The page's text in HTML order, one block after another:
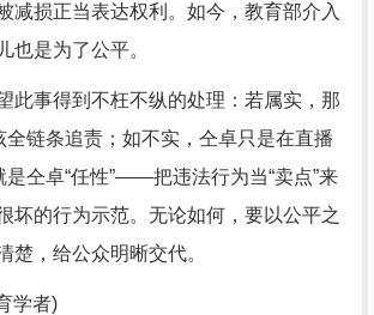
减损正当表达权利。如今，教育部介入
也是为了公平。
事得到不枉不纵的处理：若属实，那
全链条追责；如不实，仝卓只是在直播
是仝卓“任性”——把违法行为当“卖点”来
坏的行为示范。无论如何，要以公平之
楚，给公众明晰交代。
学者)